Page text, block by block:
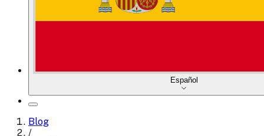
Español
Blog
/